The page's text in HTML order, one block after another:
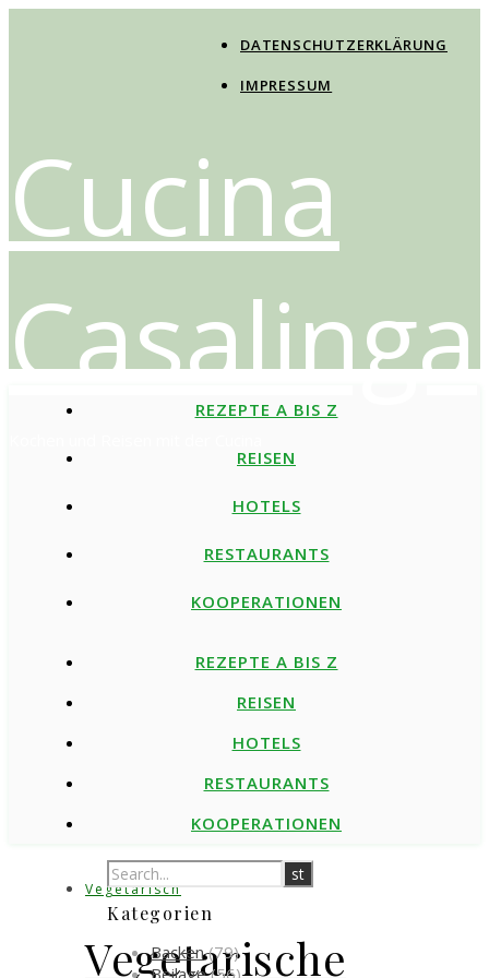
DATENSCHUTZERKLÄRUNG
IMPRESSUM
Cucina
Casalinga
REZEPTE A BIS Z
REISEN
HOTELS
RESTAURANTS
KOOPERATIONEN
REZEPTE A BIS Z
REISEN
HOTELS
RESTAURANTS
KOOPERATIONEN
Vegetarisch
Vegetarische
Kategorien
Backen(79)